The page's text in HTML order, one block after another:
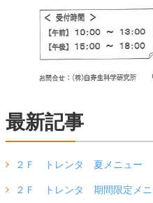
最新記事
２Ｆ トレンタ 夏メニュー
２Ｆ トレンタ 期間限定メニ